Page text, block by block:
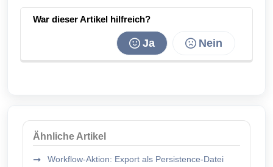
War dieser Artikel hilfreich?
Nein
Ja
Ähnliche Artikel
Workflow-Aktion: Export als Persistence-Datei